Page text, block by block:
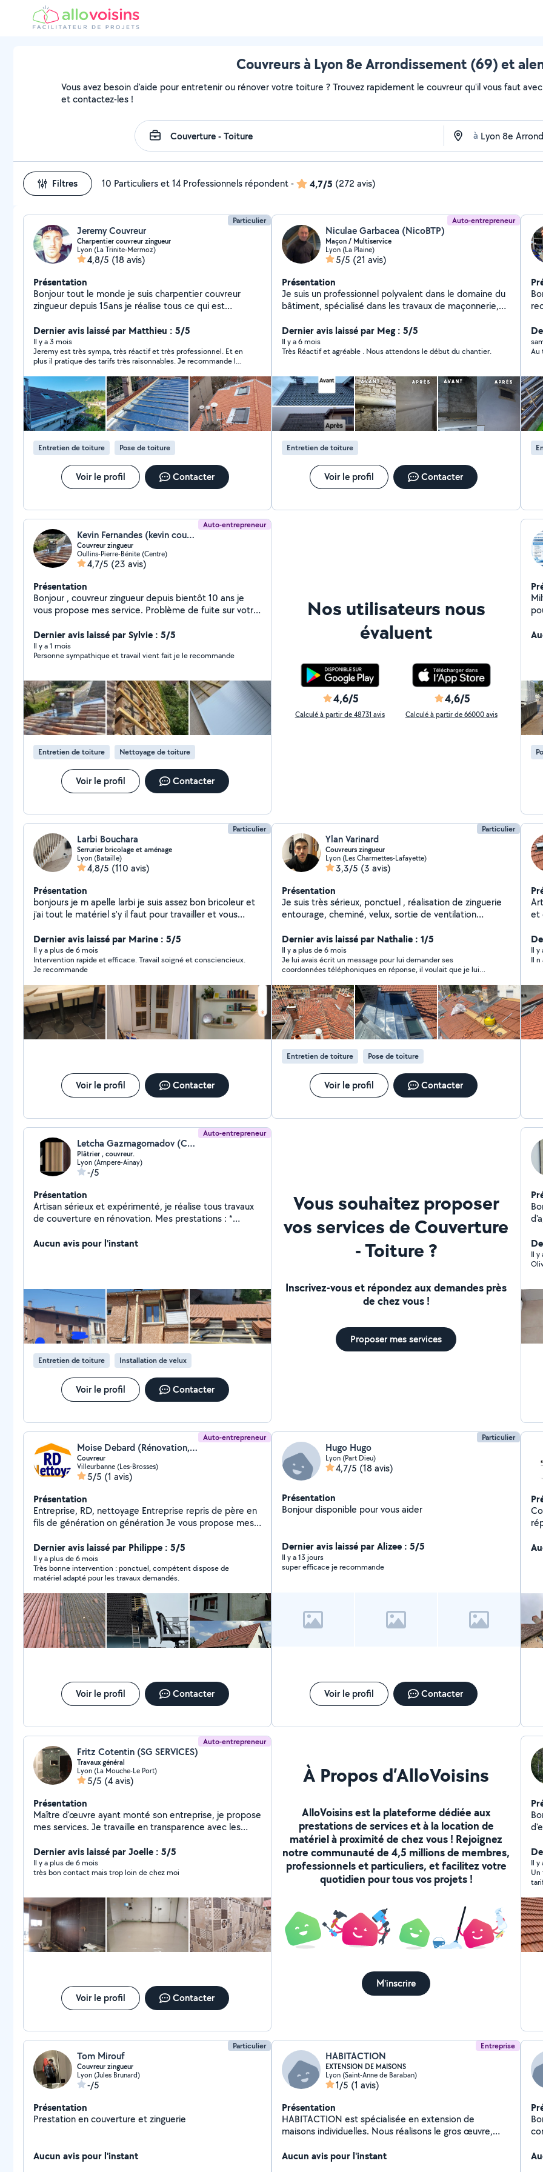
Couvreurs à Lyon 8e Arrondissement (69) et
Vous avez besoin d'aide pour entretenir ou rénover votre toiture ? Trouvez rapidement le couvreur qu'il vous faut
et contactez-les !
à
Filtres 10 Particuliers et 14 Professionnels répondent- 4,7/5 (272 avis)
Particulier
Jeremy Couvreur
Charpentier couvreur zingueur
Lyon (La Trinite-Mermoz)
4,8/5 (18 avis)
Présentation
Bonjour tout le monde je suis charpentier couvreur
zingueur depuis 15ans je réalise tous ce qui est
couverture , création de velux , gouttières zinc,
entourage de cheminée, habillage bandeaux).
Dernier avis laissé par Matthieu : 5/5
Il y a 3 mois
Jeremy est très sympa, très réactif et très professionnel. Et en
plus il pratique des tarifs très raisonnables. Je recommande les
Entretien de toiture Pose de toiture
Voir le profil Contacter
Auto-entrepreneur
Niculae Garbacea (NicoBTP)
Maçon / Multiservice
Lyon (La Plaine)
5/5 (21 avis)
Présentation
Je suis un professionnel polyvalent dans le domaine du
bâtiment, spécialisé dans les travaux de maçonnerie,
et encore plus. Fort de plus de 20 ans d'expérience,
quel que soit votre besoin dans le domaine du
bâtiment, je suis là pour vous aider.
Dernier avis laissé par Meg : 5/5
Il y a 6 mois
Très Réactif et agréable . Nous attendons le début du chantier.
Entretien de toiture
Voir le profil Contacter
Bonjour, Je
Au
Auto-entrepreneur
Kevin Fernandes (kevin couverture zinguerie)
Couvreur zingueur
Oullins-Pierre-Bénite (Centre)
4,7/5 (23 avis)
Présentation
Bonjour , couvreur zingueur depuis bientôt 10 ans je
vous propose mes service. Problème de fuite sur votre
réglons sa vite et bien Contacter moi via mon tel ou
message allo voisin.
Dernier avis laissé par Sylvie : 5/5
Il y a 1 mois
Personne sympathique et travail vient fait je le recommande
Entretien de toiture Nettoyage de toiture
Voir le profil Contacter
Nos utilisateurs nous
évaluent
4,6/5
Calculé à partir de 48731 avis
4,6/5
Calculé à partir de 66000 avis
et
à
Particulier
Larbi Bouchara
Serrurier bricolage et aménage
Lyon (Bataille)
4,8/5 (110 avis)
Présentation
bonjours je m apelle larbi je suis assez bon bricoleur et
j'ai tout le matériel s'y il faut pour travailler et vous
, rénovation., aménagement d intérieur .montage de
meuble cuisine décoration et aussi réparation et
fabrication d ouvrages métalliques. De préférence
travailler avec des personnes réalistes et non des
marchands de tapis. Devis gratuit
Dernier avis laissé par Marine : 5/5
Il y a plus de 6 mois
Intervention rapide et efficace. Travail soigné et consciencieux.
Je recommande
Voir le profil Contacter
Particulier
Ylan Varinard
Couvreurs zingueur
Lyon (Les Charmettes-Lafayette)
3,3/5 (3 avis)
Présentation
Je suis très sérieux, ponctuel , réalisation de zinguerie
entourage, cheminé, velux, sortie de ventilation
Dernier avis laissé par Nathalie : 1/5
Il y a plus de 6 mois
Je lui avais écrit un message pour lui demander ses
coordonnées téléphoniques en réponse, il voulait que je lui
Entretien de toiture Pose de toiture
Voir le profil Contacter
et
Il y
Il
Auto-entrepreneur
Letcha Gazmagomadov (CouvrExpress)
Plâtrier , couvreur.
Lyon (Ampere-Ainay)
-/5
Présentation
Artisan sérieux et expérimenté, je réalise tous travaux
de couverture en rénovation. Mes prestations : *
couverture * Remplacement de tuiles * Recherche et
Aucun avis pour l'instant
Entretien de toiture Installation de velux
Voir le profil Contacter
Vous souhaitez proposer
vos services de Couverture
- Toiture ?
Inscrivez-vous et répondez aux demandes près
de chez vous !
Proposer mes services
Bonjour
Il y
Auto-entrepreneur
Moise Debard (Rénovation, Couverture)
Couvreur
Villeurbanne (Les-Brosses)
5/5 (1 avis)
Présentation
Entreprise, RD, nettoyage Entreprise repris de père en
fils de génération on génération Je vous propose mes
tant que professionnel Travaux de toiture -changement
de toiture -nettoyage toiture des Moussage -hydrofuge
-Scellement, faîtière -recherche de fuite / étanchéité
Ect Travaux de peinture bois -boiserie,volet,bardage,
Ect Habillage de sous face en PVC Habillage des
planches de rive et des poutres en alu, Thermo laqué
Ravalement de façade Traitement &charpente
&boiserie Ect Réparation chêneaux, remplacement Ect
Devis et déplacement gratuit. Travaux soigné.
à me contacter RD, nettoyage, vous remercie
Dernier avis laissé par Philippe : 5/5
Il y a plus de 6 mois
Très bonne intervention : ponctuel, compétent dispose de
matériel adapté pour les travaux demandés.
Voir le profil Contacter
Particulier
Hugo Hugo
Lyon (Part Dieu)
4,7/5 (18 avis)
Présentation
Bonjour disponible pour vous aider
Dernier avis laissé par Alizee : 5/5
Il y a 13 jours
super efficace je recommande
Voir le profil Contacter
Auto-entrepreneur
Fritz Cotentin (SG SERVICES)
Travaux général
Lyon (La Mouche-Le Port)
5/5 (4 avis)
Présentation
Maître d'œuvre ayant monté son entreprise, je propose
mes services. Je travaille en transparence avec les
Dernier avis laissé par Joelle : 5/5
Il y a plus de 6 mois
très bon contact mais trop loin de chez moi
Voir le profil Contacter
À Propos d’AlloVoisins
AlloVoisins est la plateforme dédiée aux
prestations de services et à la location de
matériel à proximité de chez vous ! Rejoignez
notre communauté de 4,5 millions de membres,
professionnels et particuliers, et facilitez votre
quotidien pour tous vos projets !
M'inscrire
Il y
Un
Particulier
Tom Mirouf
Couvreur zingueur
Lyon (Jules Brunard)
-/5
Présentation
Prestation en couverture et zinguerie
Aucun avis pour l'instant
Entreprise
HABITACTION
EXTENSION DE MAISONS
Lyon (Saint-Anne de Baraban)
1/5 (1 avis)
Présentation
HABITACTION est spécialisée en extension de
maisons individuelles. Nous réalisons le gros œuvre,
permet de vous proposer une prestation "clés en
Aucun avis pour l'instant
Bonjour, Je